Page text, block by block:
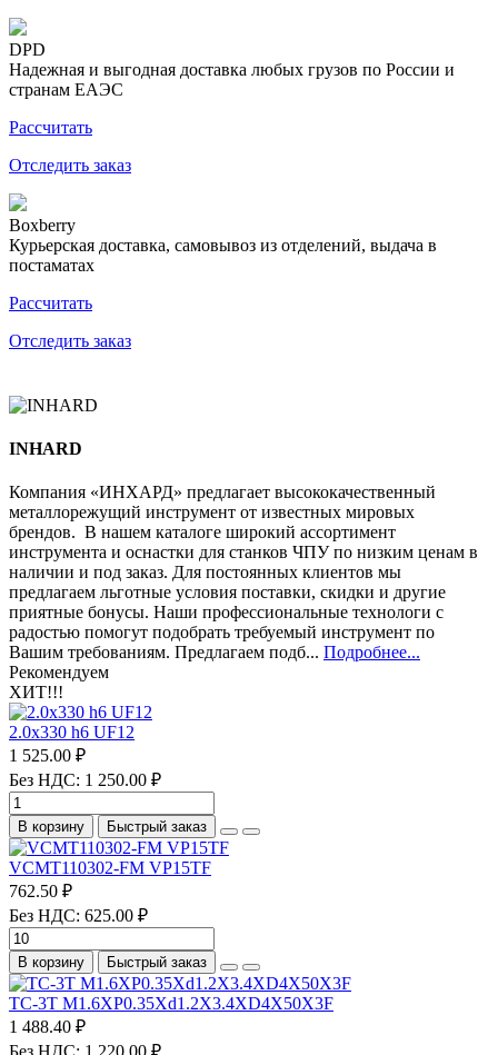
DPD
Надежная и выгодная доставка любых грузов по России и
странам ЕАЭС
Рассчитать
Отследить заказ
Boxberry
Курьерская доставка, самовывоз из отделений, выдача в
постаматах
Рассчитать
Отследить заказ
INHARD
Компания «ИНХАРД» предлагает высококачественный
металлорежущий инструмент от известных мировых
брендов. В нашем каталоге широкий ассортимент
инструмента и оснастки для станков ЧПУ по низким ценам в
наличии и под заказ. Для постоянных клиентов мы
предлагаем льготные условия поставки, скидки и другие
приятные бонусы. Наши профессиональные технологи с
радостью помогут подобрать требуемый инструмент по
Вашим требованиям. Предлагаем подб... Подробнее...
Рекомендуем
ХИТ!!!
2.0х330 h6 UF12
1 525.00 ₽
Без НДС: 1 250.00 ₽
В корзину Быстрый заказ
VCMT110302-FM VP15TF
762.50 ₽
Без НДС: 625.00 ₽
В корзину Быстрый заказ
TC-3T M1.6XP0.35Xd1.2X3.4XD4X50X3F
1 488.40 ₽